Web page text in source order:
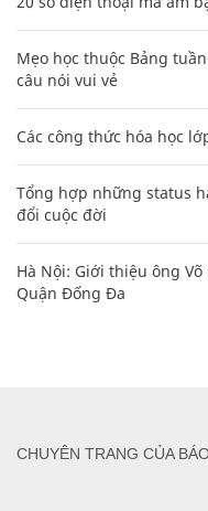
Mẹo học thuộc Bảng
câu nói vui vẻ
Các công thức hóa học
Tổng hợp những status
đổi cuộc đời
Hà Nội: Giới thiệu ông
Quận Đống Đa
CHUYÊN TRANG CỦA